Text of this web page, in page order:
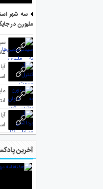
ملبورن در
آخرین